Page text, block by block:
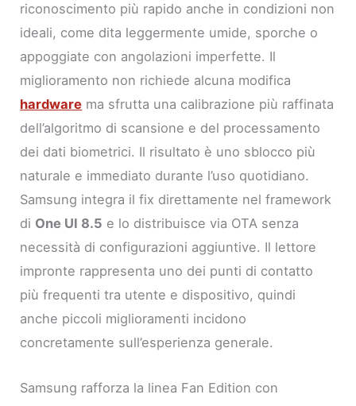
riconoscimento più rapido anche in condizioni non
ideali, come dita leggermente umide, sporche o
appoggiate con angolazioni imperfette. Il
miglioramento non richiede alcuna modifica
hardware ma sfrutta una calibrazione più raffinata
dell’algoritmo di scansione e del processamento
dei dati biometrici. Il risultato è uno sblocco più
naturale e immediato durante l’uso quotidiano.
Samsung integra il fix direttamente nel framework
di One UI 8.5 e lo distribuisce via OTA senza
necessità di configurazioni aggiuntive. Il lettore
impronte rappresenta uno dei punti di contatto
più frequenti tra utente e dispositivo, quindi
anche piccoli miglioramenti incidono
concretamente sull’esperienza generale.
Samsung rafforza la linea Fan Edition con